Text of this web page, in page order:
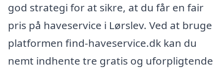
god strategi for at sikre, at du får en fair
pris på haveservice i Lørslev. Ved at bruge
platformen find-haveservice.dk kan du
nemt indhente tre gratis og uforpligtende